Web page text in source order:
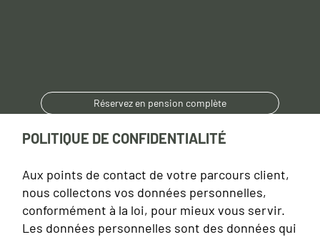
Réservez en pension complète
POLITIQUE DE CONFIDENTIALITÉ
Aux points de contact de votre parcours client,
nous collectons vos données personnelles,
conformément à la loi, pour mieux vous servir.
Les données personnelles sont des données qui